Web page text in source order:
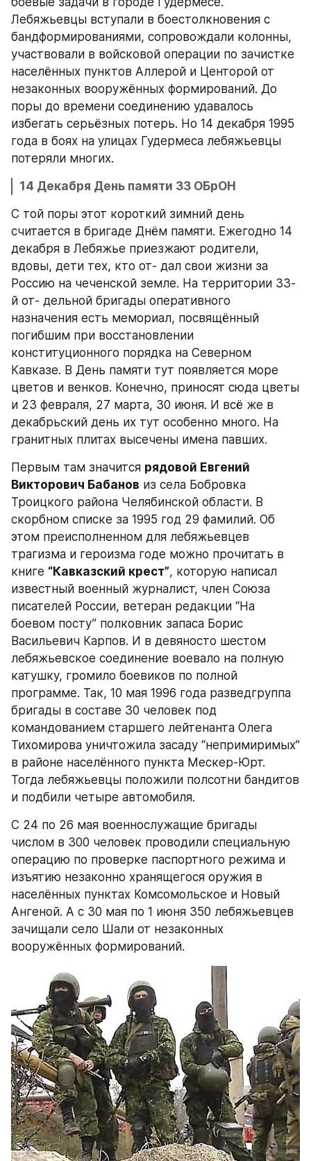
Лебяжьевцы вступали в боестолкновения с
бандформированиями, сопровождали колонны,
участвовали в войсковой операции по зачистке
населённых пунктов Аллерой и Центорой от
незаконных вооружённых формирований. До
поры до времени соединению удавалось
избегать серьёзных потерь. Но 14 декабря 1995
года в боях на улицах Гудермеса лебяжьевцы
потеряли многих.
14 Декабря День памяти 33 ОБрОН
С той поры этот короткий зимний день
считается в бригаде Днём памяти. Ежегодно 14
декабря в Лебяжье приезжают родители,
вдовы, дети тех, кто от- дал свои жизни за
Россию на чеченской земле. На территории 33-
й от- дельной бригады оперативного
назначения есть мемориал, посвящённый
погибшим при восстановлении
конституционного порядка на Северном
Кавказе. В День памяти тут появляется море
цветов и венков. Конечно, приносят сюда цветы
и 23 февраля, 27 марта, 30 июня. И всё же в
декабрьский день их тут особенно много. На
гранитных плитах высечены имена павших.
Первым там значится рядовой Евгений
Викторович Бабанов из села Бобровка
Троицкого района Челябинской области. В
скорбном списке за 1995 год 29 фамилий. Об
этом преисполненном для лебяжьевцев
трагизма и героизма годе можно прочитать в
книге “Кавказский крест”, которую написал
известный военный журналист, член Союза
писателей России, ветеран редакции “На
боевом посту” полковник запаса Борис
Васильевич Карпов. И в девяносто шестом
лебяжьевское соединение воевало на полную
катушку, громило боевиков по полной
программе. Так, 10 мая 1996 года разведгруппа
бригады в составе 30 человек под
командованием старшего лейтенанта Олега
Тихомирова уничтожила засаду “непримиримых”
в районе населённого пункта Мескер-Юрт.
Тогда лебяжьевцы положили полсотни бандитов
и подбили четыре автомобиля.
С 24 по 26 мая военнослужащие бригады
числом в 300 человек проводили специальную
операцию по проверке паспортного режима и
изъятию незаконно хранящегося оружия в
населённых пунктах Комсомольское и Новый
Ангеной. А с 30 мая по 1 июня 350 лебяжьевцев
зачищали село Шали от незаконных
вооружённых формирований.